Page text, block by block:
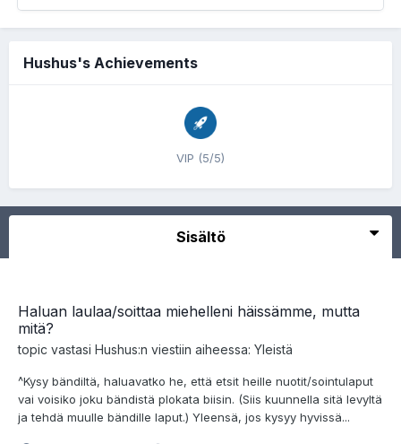
Hushus's Achievements
VIP (5/5)
Sisältö
Haluan laulaa/soittaa miehelleni häissämme, mutta
mitä?
topic vastasi Hushus:n viestiin aiheessa: Yleistä
^Kysy bändiltä, haluavatko he, että etsit heille nuotit/sointulaput
vai voisiko joku bändistä plokata biisin. (Siis kuunnella sitä levyltä
ja tehdä muulle bändille laput.) Yleensä, jos kysyy hyvissä...